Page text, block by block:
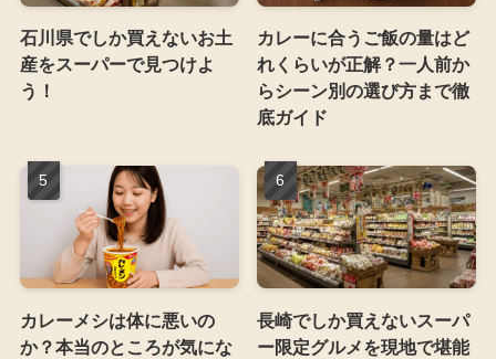
石川県でしか買えないお土
産をスーパーで見つけよ
う！
カレーに合うご飯の量はど
れくらいが正解？一人前か
らシーン別の選び方まで徹
底ガイド
カレーメシは体に悪いの
か？本当のところが気にな
長崎でしか買えないスーパ
ー限定グルメを現地で堪能